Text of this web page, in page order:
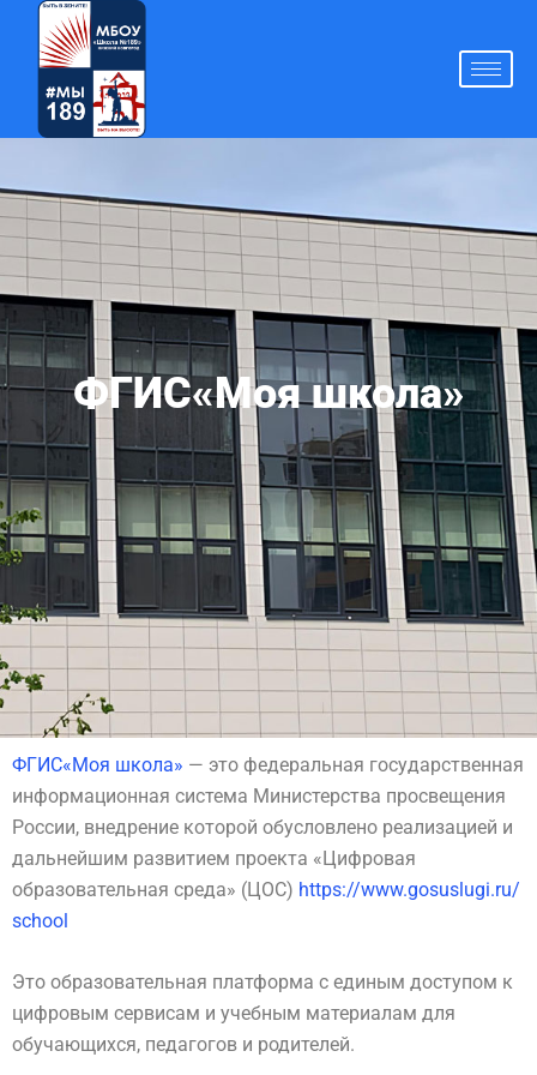
ФГИС«Моя школа»
ФГИС«Моя школа» — это федеральная государственная
информационная система Министерства просвещения
России, внедрение которой обусловлено реализацией и
дальнейшим развитием проекта «Цифровая
образовательная среда» (ЦОС) https://www.gosuslugi.ru/
school
Это образовательная платформа с единым доступом к
цифровым сервисам и учебным материалам для
обучающихся, педагогов и родителей.